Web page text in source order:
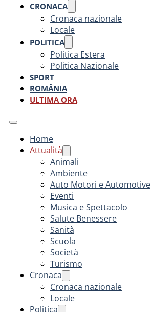
CRONACA
Cronaca nazionale
Locale
POLITICA
Politica Estera
Politica Nazionale
SPORT
ROMÂNIA
ULTIMA ORA
Home
Attualità
Animali
Ambiente
Auto Motori e Automotive
Eventi
Musica e Spettacolo
Salute Benessere
Sanità
Scuola
Società
Turismo
Cronaca
Cronaca nazionale
Locale
Politica